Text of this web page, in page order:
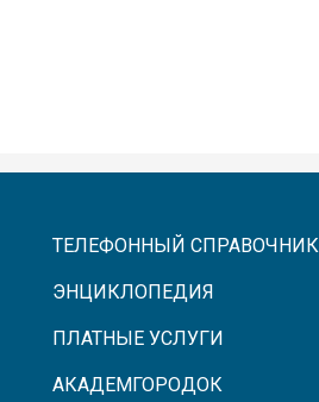
ТЕЛЕФОННЫЙ СПРАВОЧНИК
ЭНЦИКЛОПЕДИЯ
ПЛАТНЫЕ УСЛУГИ
АКАДЕМГОРОДОК